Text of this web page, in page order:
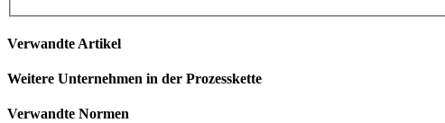
Verwandte Artikel
Weitere Unternehmen in der Prozesskette
Verwandte Normen